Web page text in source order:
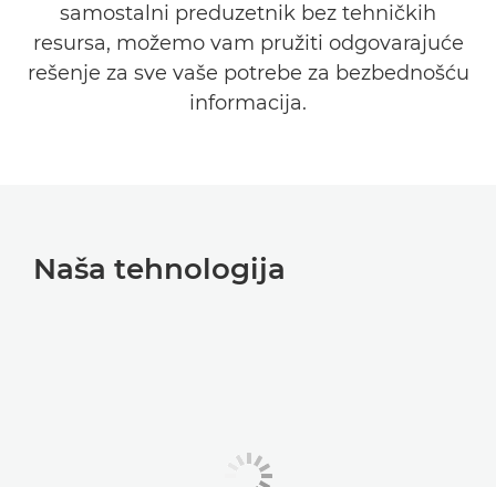
samostalni preduzetnik bez tehničkih
resursa, možemo vam pružiti odgovarajuće
rešenje za sve vaše potrebe za bezbednošću
informacija.
Naša tehnologija